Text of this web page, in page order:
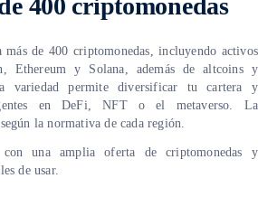
400 criptomonedas
más de 400 criptomonedas, incluyendo activos
Ethereum y Solana, además de altcoins y
variedad permite diversificar tu cartera y
en DeFi, NFT o el metaverso. La
la normativa de cada región.
con una amplia oferta de criptomonedas y
de usar.